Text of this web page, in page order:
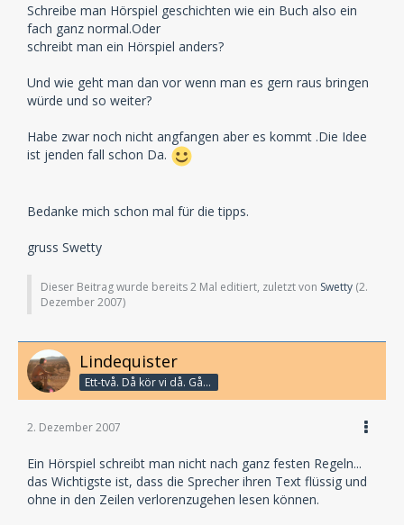
Schreibe man Hörspiel geschichten wie ein Buch also ein
fach ganz normal.Oder
schreibt man ein Hörspiel anders?
Und wie geht man dan vor wenn man es gern raus bringen
würde und so weiter?
Habe zwar noch nicht angfangen aber es kommt .Die Idee
ist jenden fall schon Da.
Bedanke mich schon mal für die tipps.
gruss Swetty
Dieser Beitrag wurde bereits 2 Mal editiert, zuletzt von Swetty (2.
Dezember 2007)
Lindequister
Ett-två. Då kör vi då. Går bandet?
2. Dezember 2007
Ein Hörspiel schreibt man nicht nach ganz festen Regeln...
das Wichtigste ist, dass die Sprecher ihren Text flüssig und
ohne in den Zeilen verlorenzugehen lesen können.